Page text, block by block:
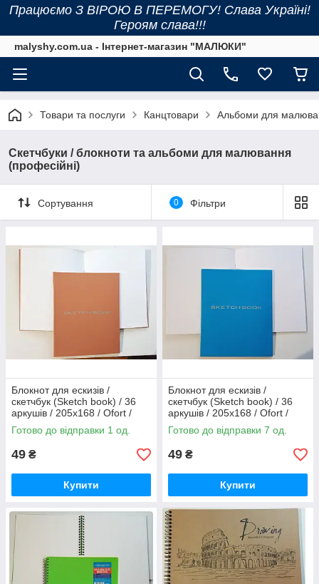
Працюємо З ВІРОЮ В ПЕРЕМОГУ! Слава Україні!
Героям слава!!!
malyshy.com.ua - Інтернет-магазин "МАЛЮКИ"
Товари та послуги Канцтовари Альбоми для
Скетчбуки / блокноти та альбоми для малювання
(професійні)
Сортування 0 Фільтри
Блокнот для ескизів /
скетчбук (Sketch book) / 36
аркушів / 205х168 / Ofort /
теракотовий
Готово до відправки 1 од.
49 ₴
Купити
Блокнот для ескизів /
скетчбук (Sketch book) / 36
аркушів / 205х168 / Ofort /
синій
Готово до відправки 7 од.
49 ₴
Купити